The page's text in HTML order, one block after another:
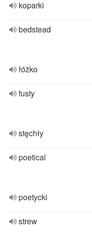
koparki
bedstead
łóżko
fusty
stęchły
poetical
poetycki
strew